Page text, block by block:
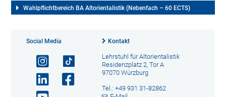
Wahlpflichtbereich BA Altorientalistik (Nebenfach – 60 ECTS)
Social Media Kontakt
Lehrstuhl für Altorientalistik
Residenzplatz 2, Tor A
97070 Würzburg
Tel.: +49 931 31-82862